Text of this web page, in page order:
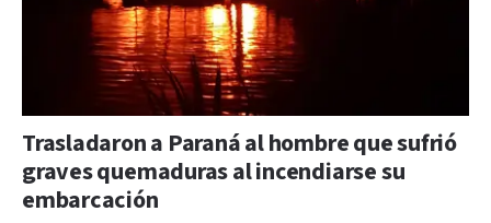
Trasladaron a Paraná al hombre que sufrió
graves quemaduras al incendiarse su
embarcación